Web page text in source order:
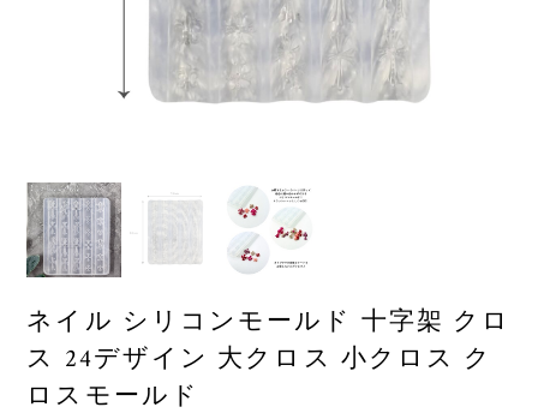
ネイル シリコンモールド 十字架 クロ
ス 24デザイン 大クロス 小クロス ク
ロスモールド